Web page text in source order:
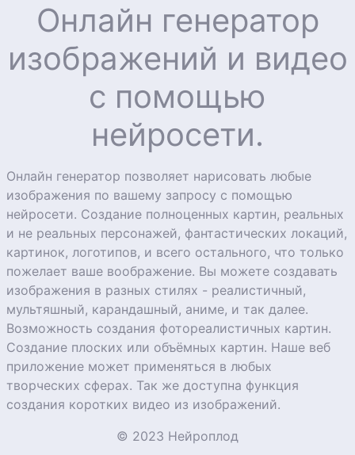
Онлайн генератор
изображений и видео
с помощью
нейросети.
Онлайн генератор позволяет нарисовать любые
изображения по вашему запросу с помощью
нейросети. Создание полноценных картин, реальных
и не реальных персонажей, фантастических локаций,
картинок, логотипов, и всего остального, что только
пожелает ваше воображение. Вы можете создавать
изображения в разных стилях - реалистичный,
мультяшный, карандашный, аниме, и так далее.
Возможность создания фотореалистичных картин.
Создание плоских или объёмных картин. Наше веб
приложение может применяться в любых
творческих сферах. Так же доступна функция
создания коротких видео из изображений.
© 2023 Нейроплод